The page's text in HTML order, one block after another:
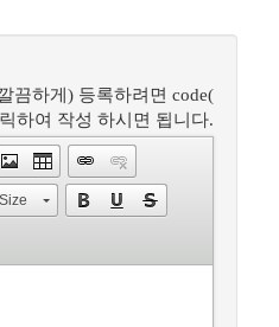
끔하게) 등록하려면 code(
하여 작성 하시면 됩니다.
Size